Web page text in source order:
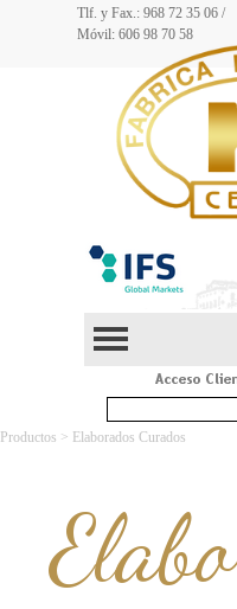
Tlf. y Fax.: 968 72 35 06 /
Móvil: 606 98 70 58
Productos > Elaborados Curados